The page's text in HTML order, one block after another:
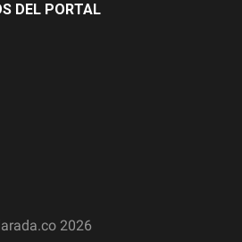
DEL PORTAL
2026